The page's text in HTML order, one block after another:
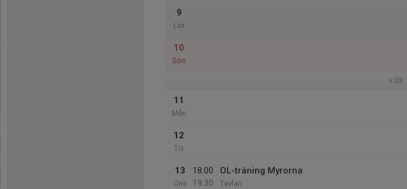
9
Lör
10
Sön
v.33
11
Mån
12
Tis
13
Ons
18:00
19:30
OL-träning Myrorna
Tavlan